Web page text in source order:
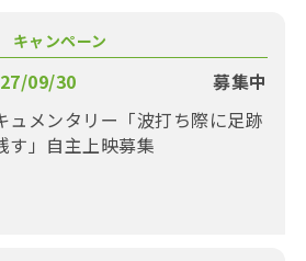
キャンペーン
09/30
募集中
ュメンタリー「波打ち際に足跡
す」自主上映募集